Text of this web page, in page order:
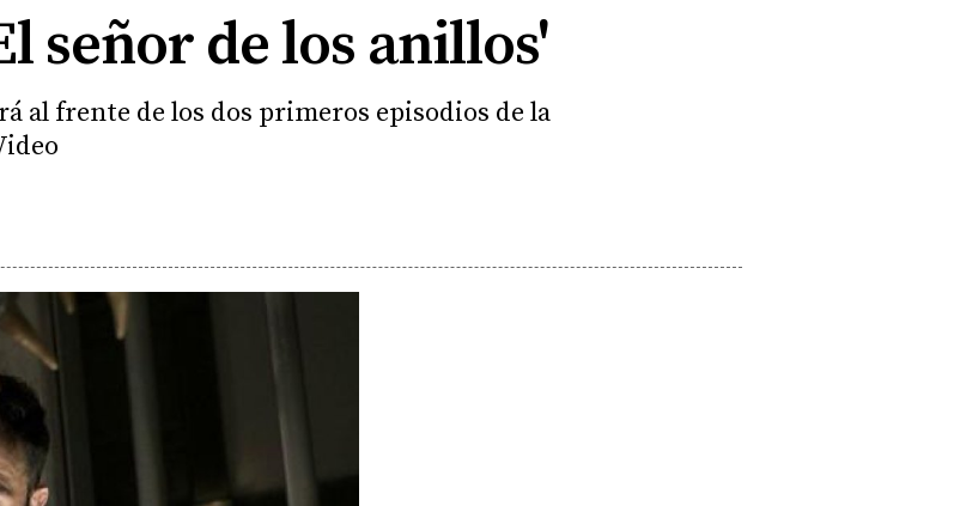
señor de los anillos'
al frente de los dos primeros episodios de la